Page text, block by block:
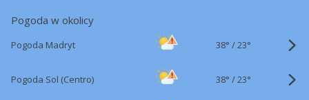
Pogoda w okolicy
Pogoda Madryt 38° /23°
Pogoda Sol (Centro) 38° /23°